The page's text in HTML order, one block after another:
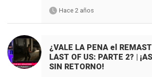
Hace 2 años
¿VALE LA PENA el
LAST OF US: PARTE 2? |
SIN RETORNO!